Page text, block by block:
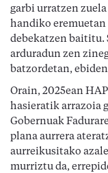
garbi urratzen
handiko
debekatzen baititu.
arduradun zen
batzordetan,
Orain, 2025ean
hasieratik arrazoia
Gobernuak
plana aurrera
aurreikusitako
murriztu da,